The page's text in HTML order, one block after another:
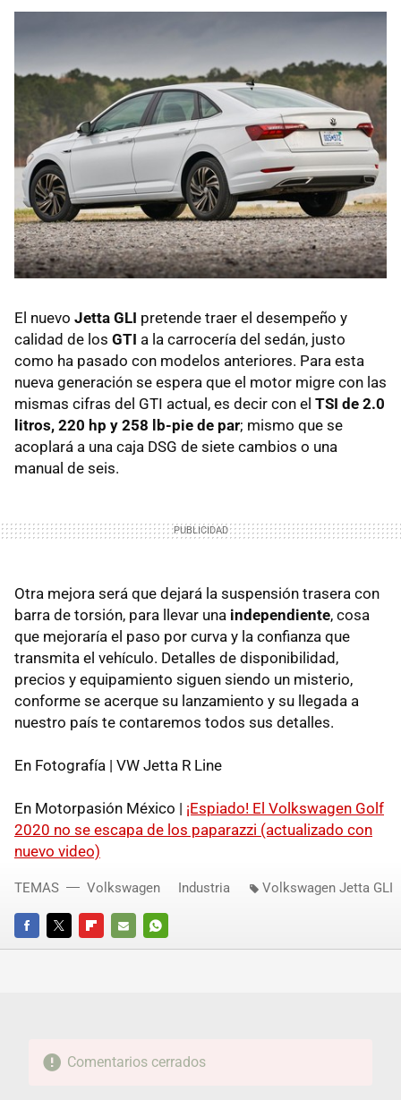
El nuevo Jetta GLI pretende traer el desempeño y
calidad de los GTI a la carrocería del sedán, justo
como ha pasado con modelos anteriores. Para esta
nueva generación se espera que el motor migre con las
mismas cifras del GTI actual, es decir con el TSI de 2.0
litros, 220 hp y 258 lb-pie de par; mismo que se
acoplará a una caja DSG de siete cambios o una
manual de seis.
Otra mejora será que dejará la suspensión trasera con
barra de torsión, para llevar una independiente, cosa
que mejoraría el paso por curva y la confianza que
transmita el vehículo. Detalles de disponibilidad,
precios y equipamiento siguen siendo un misterio,
conforme se acerque su lanzamiento y su llegada a
nuestro país te contaremos todos sus detalles.
En Fotografía | VW Jetta R Line
En Motorpasión México | ¡Espiado! El Volkswagen Golf
2020 no se escapa de los paparazzi (actualizado con
nuevo video)
FACEBOOKTWITTERFLIPBOARD
E-
WHATSAPP
TEMAS Volkswagen Industria Volkswagen Jetta GLI
Comentarios cerrados